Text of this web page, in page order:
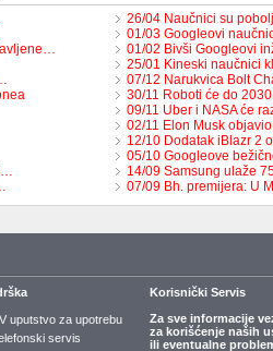
26/04 Naučnici su
01/03 Googleovi
01/02 Bivši Googleovi
25/01 Kineski naučnici
07/12 Narukvica Bolt
30/11 Roboti će do
09/11 Uber i NASA će
02/11 Elon Musk
12/10 Dodatak iBlazr 2
05/10 Googleove
14/09 Samsung ulaže
07/09 Bh. premijera: U
uputstvo za upotrebu
servis
Korisnički Servis
Za sve informacije
za korišćenje naših
ili eventualne